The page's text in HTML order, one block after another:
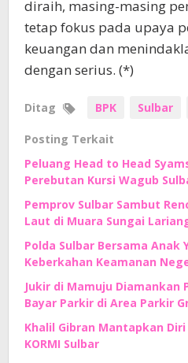
diraih, masing-masing
tetap fokus pada upaya
keuangan dan
dengan serius. (*)
Ditag BPK Sulbar
Posting Terkait
Peluang Head to Head
Perebutan Kursi Wagub
Pemprov Sulbar Sambut
Laut di Muara Sungai
Polda Sulbar Bersama Anak
Keberkahan Keamanan
Jukir di Mamuju Diamankan
Bayar Parkir di Area Parkir
Khalil Gibran Mantapkan
KORMI Sulbar